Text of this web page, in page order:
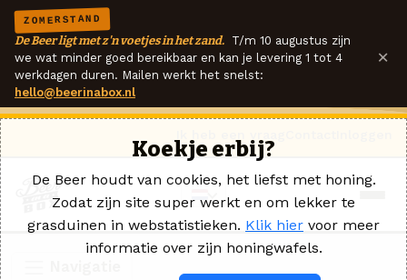
ZOMERSTAND
De Beer ligt met z'n voetjes in het zand. T/m 10 augustus zijn
we wat minder goed bereikbaar en kan je levering 1 tot 4
werkdagen duren. Mailen werkt het snelst:
hello@beerinabox.nl
×
Koekje erbij?
De Beer houdt van cookies, het liefst met honing.
Zodat zijn site super werkt en om lekker te
grasduinen in webstatistieken. Klik hier voor meer
informatie over zijn honingwafels.